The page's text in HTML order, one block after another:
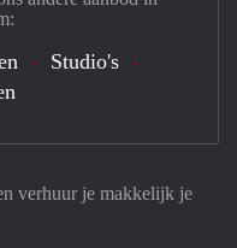
verhuur je makkelijk je
Studio's